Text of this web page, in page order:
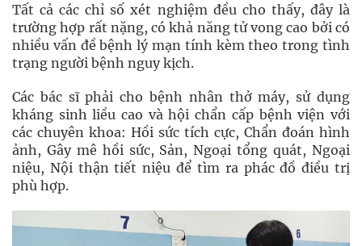
Tất cả các chỉ số xét nghiệm đều cho thấy, đây là
trường hợp rất nặng, có khả năng tử vong cao bởi có
nhiều vấn đề bệnh lý mạn tính kèm theo trong tình
trạng người bệnh nguy kịch.
Các bác sĩ phải cho bệnh nhân thở máy, sử dụng
kháng sinh liều cao và hội chẩn cấp bệnh viện với
các chuyên khoa: Hồi sức tích cực, Chẩn đoán hình
ảnh, Gây mê hồi sức, Sản, Ngoại tổng quát, Ngoại
niệu, Nội thận tiết niệu để tìm ra phác đồ điều trị
phù hợp.